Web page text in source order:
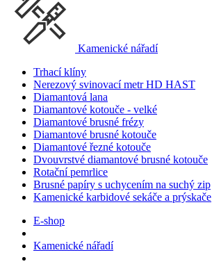
Kamenické nářadí
Trhací klíny
Nerezový svinovací metr HD HAST
Diamantová lana
Diamantové kotouče - velké
Diamantové brusné frézy
Diamantové brusné kotouče
Diamantové řezné kotouče
Dvouvrstvé diamantové brusné kotouče
Rotační pemrlice
Brusné papíry s uchycením na suchý zip
Kamenické karbidové sekáče a prýskače
E-shop
Kamenické nářadí